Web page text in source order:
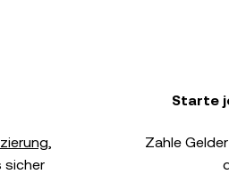
,
sicher
Starte
Zahle